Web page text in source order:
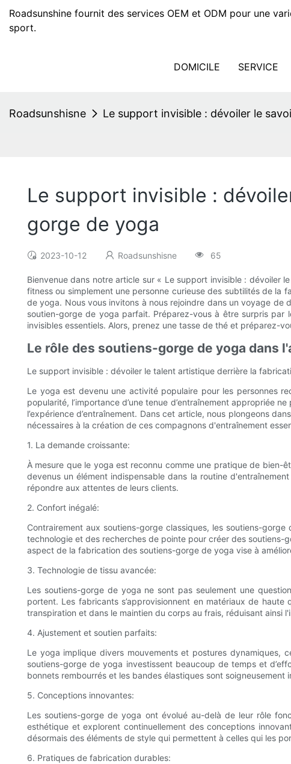
Roadsunshine fournit des services OEM et ODM pour une
sport.
DOMICILE SERVICE
Roadsunshisne Le support invisible : dévoiler le
Le support invisible :
gorge de yoga
2023-10-12 Roadsunshisne 65
Bienvenue dans notre article sur « Le support invisible : dévoiler
fitness ou simplement une personne curieuse des subtilités de
de yoga. Nous vous invitons à nous rejoindre dans un voyage
soutien-gorge de yoga parfait. Préparez-vous à être surpris
invisibles essentiels. Alors, prenez une tasse de thé et préparez-
Le rôle des soutiens-gorge de yoga dans
Le support invisible : dévoiler le talent artistique derrière la
Le yoga est devenu une activité populaire pour les personnes
popularité, l’importance d’une tenue d’entraînement appropriée
l’expérience d’entraînement. Dans cet article, nous plongeons
nécessaires à la création de ces compagnons d'entraînement
1. La demande croissante:
À mesure que le yoga est reconnu comme une pratique de
devenus un élément indispensable dans la routine
répondre aux attentes de leurs clients.
2. Confort inégalé:
Contrairement aux soutiens-gorge classiques, les soutiens-
technologie et des recherches de pointe pour créer des
aspect de la fabrication des soutiens-gorge de yoga vise à
3. Technologie de tissu avancée:
Les soutiens-gorge de yoga ne sont pas seulement une
portent. Les fabricants s’approvisionnent en matériaux de
transpiration et dans le maintien du corps au frais, réduisant ainsi
4. Ajustement et soutien parfaits:
Le yoga implique divers mouvements et postures
soutiens-gorge de yoga investissent beaucoup de temps et
bonnets rembourrés et les bandes élastiques sont
5. Conceptions innovantes:
Les soutiens-gorge de yoga ont évolué au-delà de leur rôle
esthétique et explorent continuellement des conceptions
désormais des éléments de style qui permettent à celles qui les
6. Pratiques de fabrication durables: